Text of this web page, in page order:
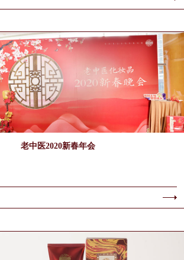
老中医2020新春年会